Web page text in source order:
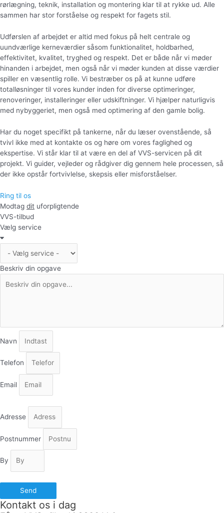
rørlægning, teknik, installation og montering klar til at rykke ud. Alle
sammen har stor forståelse og respekt for fagets stil.
Udførslen af arbejdet er altid med fokus på helt centrale og
uundværlige kerneværdier såsom funktionalitet, holdbarhed,
effektivitet, kvalitet, tryghed og respekt. Det er både når vi møder
hinanden i arbejdet, men også når vi møder kunden at disse værdier
spiller en væsentlig rolle. Vi bestræber os på at kunne udføre
totalløsninger til vores kunder inden for diverse optimeringer,
renoveringer, installeringer eller udskiftninger. Vi hjælper naturligvis
med nybyggeriet, men også med optimering af den gamle bolig.
Har du noget specifikt på tankerne, når du læser ovenstående, så
tvivl ikke med at kontakte os og høre om vores faglighed og
ekspertise. Vi står klar til at være en del af VVS-servicen på dit
projekt. Vi guider, vejleder og rådgiver dig gennem hele processen, så
der ikke opstår fortvivlelse, skepsis eller misforståelser.
Ring til os
Modtag dit uforpligtende
VVS-tilbud
Vælg service
Beskriv din opgave
Navn
Telefon
Email
Adresse
Postnummer
By
Send
Kontakt os i dag